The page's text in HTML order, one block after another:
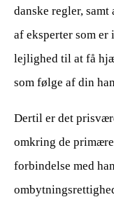
danske regler,
af eksperter som
lejlighed til at få
som følge af din
Dertil er det
omkring de
forbindelse med